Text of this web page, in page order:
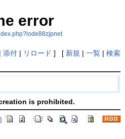
error
添付| リロード ] [ 新規 | 一覧| 検索
is prohibited.